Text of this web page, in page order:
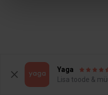
Yaga
Lisa toode &